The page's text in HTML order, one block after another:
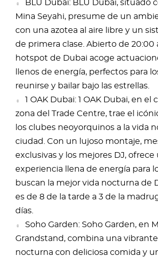
BLU Dubai: BLU Dubai, situado
Mina Seyahi, presume de un
con una azotea al aire libre y un
de primera clase. Abierto de 20:00
hotspot de Dubai acoge
llenos de energía, perfectos para
reunirse y bailar bajo las estrellas.
1 OAK Dubai: 1 OAK Dubai, en el
zona del Trade Centre, trae el
los clubes neoyorquinos a la vida
ciudad. Con un lujoso montaje,
exclusivas y los mejores DJ, ofrece
experiencia llena de energía para
buscan la mejor vida nocturna de
es de 8 de la tarde a 3 de la
días.
Soho Garden: Soho Garden, en
Grandstand, combina una
nocturna con deliciosa comida y